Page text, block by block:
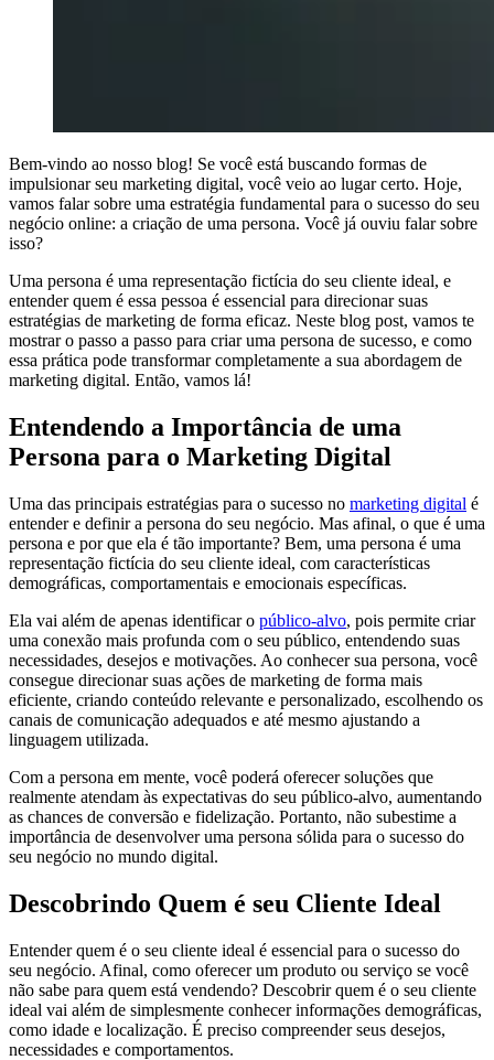
Bem-vindo ao nosso blog! Se você está buscando formas de
impulsionar seu marketing digital, você veio ao lugar certo. Hoje,
vamos falar sobre uma estratégia fundamental para o sucesso do seu
negócio online: a criação de uma persona. Você já ouviu falar sobre
isso?
Uma persona é uma representação fictícia do seu cliente ideal, e
entender quem é essa pessoa é essencial para direcionar suas
estratégias de marketing de forma eficaz. Neste blog post, vamos te
mostrar o passo a passo para criar uma persona de sucesso, e como
essa prática pode transformar completamente a sua abordagem de
marketing digital. Então, vamos lá!
Entendendo a Importância de uma
Persona para o Marketing Digital
Uma das principais estratégias para o sucesso no marketing digital é
entender e definir a persona do seu negócio. Mas afinal, o que é uma
persona e por que ela é tão importante? Bem, uma persona é uma
representação fictícia do seu cliente ideal, com características
demográficas, comportamentais e emocionais específicas.
Ela vai além de apenas identificar o público-alvo, pois permite criar
uma conexão mais profunda com o seu público, entendendo suas
necessidades, desejos e motivações. Ao conhecer sua persona, você
consegue direcionar suas ações de marketing de forma mais
eficiente, criando conteúdo relevante e personalizado, escolhendo os
canais de comunicação adequados e até mesmo ajustando a
linguagem utilizada.
Com a persona em mente, você poderá oferecer soluções que
realmente atendam às expectativas do seu público-alvo, aumentando
as chances de conversão e fidelização. Portanto, não subestime a
importância de desenvolver uma persona sólida para o sucesso do
seu negócio no mundo digital.
Descobrindo Quem é seu Cliente Ideal
Entender quem é o seu cliente ideal é essencial para o sucesso do
seu negócio. Afinal, como oferecer um produto ou serviço se você
não sabe para quem está vendendo? Descobrir quem é o seu cliente
ideal vai além de simplesmente conhecer informações demográficas,
como idade e localização. É preciso compreender seus desejos,
necessidades e comportamentos.